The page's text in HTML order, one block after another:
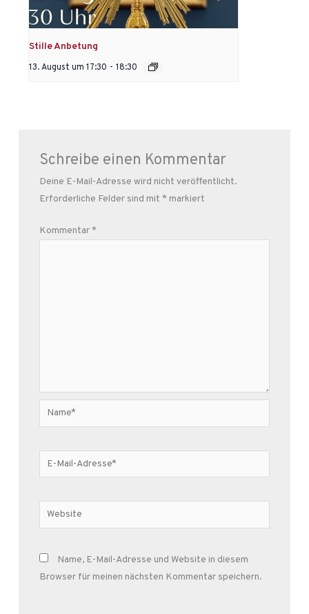
Stille Anbetung
13. August um 17:30 - 18:30
Schreibe einen Kommentar
Deine E-Mail-Adresse wird nicht veröffentlicht.
Erforderliche Felder sind mit * markiert
Kommentar*
Name*
E-
Mail-
Website
Name, E-Mail-Adresse und Website in diesem
Browser für meinen nächsten Kommentar speichern.